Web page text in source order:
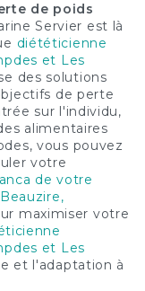
de poids
Servier est là
diététicienne
et Les
des solutions
de perte
sur l'individu,
alimentaires
vous pouvez
votre
de votre
maximiser votre
et Les
et l'adaptation à